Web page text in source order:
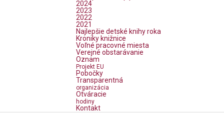
2024
2023
2022
2021
Najlepšie detské knihy roka
Kroniky knižnice
Voľné pracovné miesta
Verejné obstarávanie
Oznam
Projekt EU
Pobočky
Transparentná
organizácia
Otváracie
hodiny
Kontakt